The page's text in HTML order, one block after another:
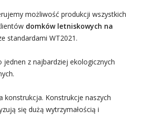
możliwość produkcji wszystkich
domków letniskowych na
standardami WT2021.
jednen z najbardziej ekologicznych
konstrukcja. Konstrukcje naszych
się dużą wytrzymałością i